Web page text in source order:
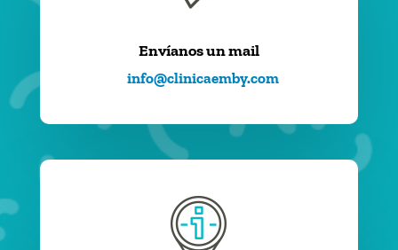
Envíanos un mail
info@clinicaemby.com